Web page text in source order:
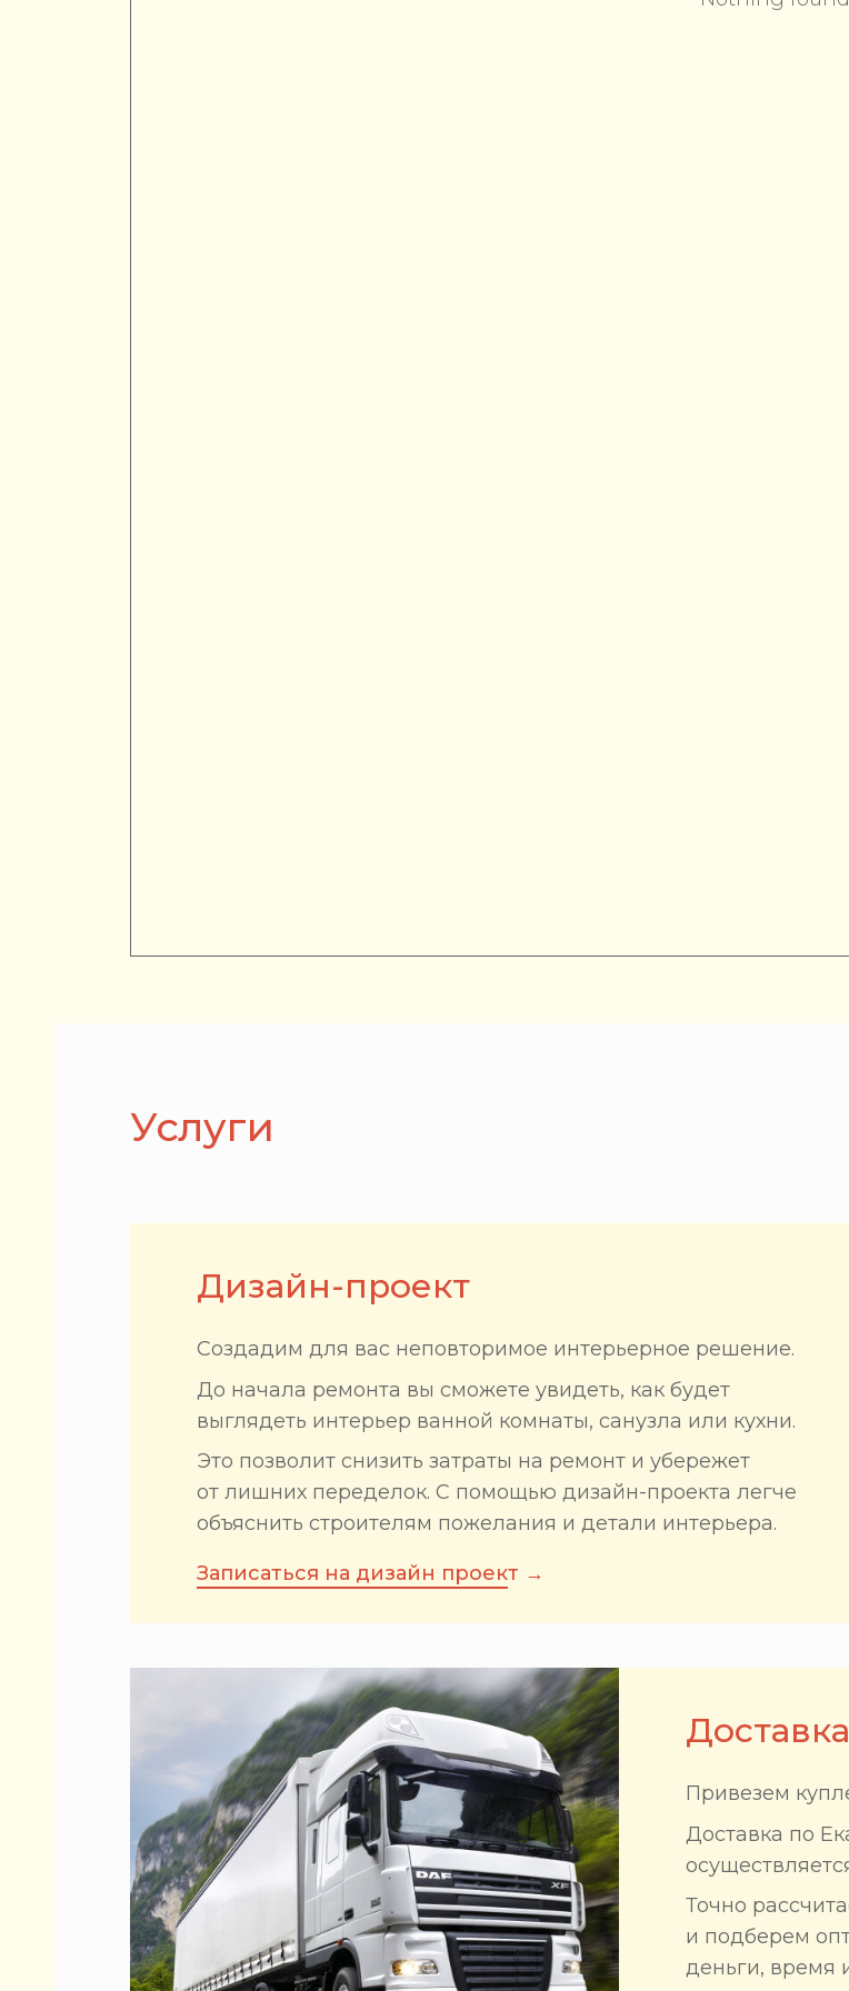
Услуги
Дизайн-проект
Создадим для вас неповторимое интерьерное решение.
До начала ремонта вы сможете увидеть, как будет
выглядеть интерьер ванной комнаты, санузла или кухни.
Это позволит снизить затраты на ремонт и убережет
от лишних переделок. С помощью дизайн-проекта легче
объяснить строителям пожелания и детали интерьера.
Привезем
Доставка по
Точно
и подберем
деньги, время
Записаться на дизайн проект →